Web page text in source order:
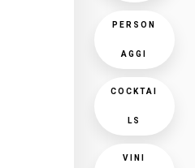
PERSON
AGGI
COCKTAI
LS
VINI